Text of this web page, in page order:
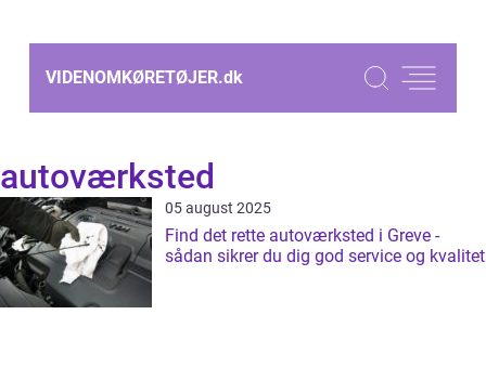
VIDENOMKØRETØJER.dk
autoværksted
05 august 2025
Find det rette autoværksted i Greve -
sådan sikrer du dig god service og kvalitet